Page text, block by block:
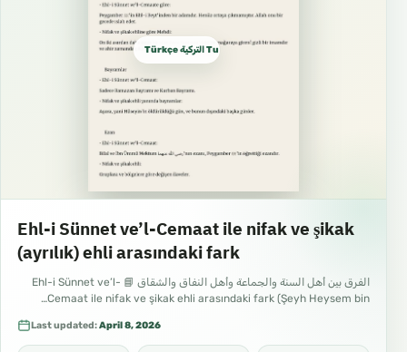
Türkçe التركية Turkish
Ehl-i Sünnet ve’l-Cemaat ile nifak ve şikak
(ayrılık) ehli arasındaki fark
الفرق بين أهل السنة والجماعة وأهل النفاق والشقاق 📘 Ehl-i Sünnet ve’l-
Cemaat ile nifak ve şikak ehli arasındaki fark (Şeyh Heysem bin…
Last updated:April 8, 2026